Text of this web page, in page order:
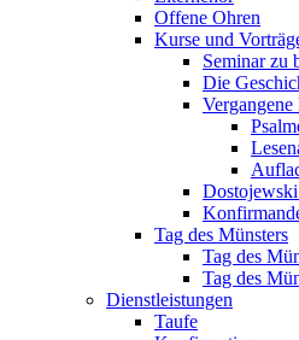
Offene Ohren
Kurse und
Seminar zu
Die
Vergangene
Tag des Münsters
Tag des
Tag des
Dienstleistungen
Taufe